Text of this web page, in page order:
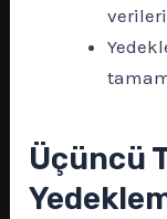
Üçüncü